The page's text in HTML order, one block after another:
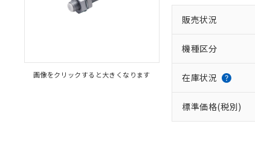
画像をクリックすると大きくなります
販売状況
機種区分
在庫状況
標準価格(税別)